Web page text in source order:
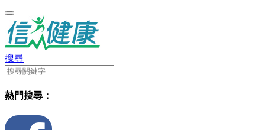
搜尋
熱門搜尋：